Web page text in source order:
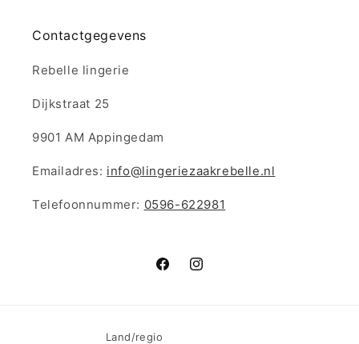
Contactgegevens
Rebelle lingerie
Dijkstraat 25
9901 AM Appingedam
Emailadres: info@lingeriezaakrebelle.nl
Telefoonnummer: 0596-622981
FacebookInstagram
Land/regio